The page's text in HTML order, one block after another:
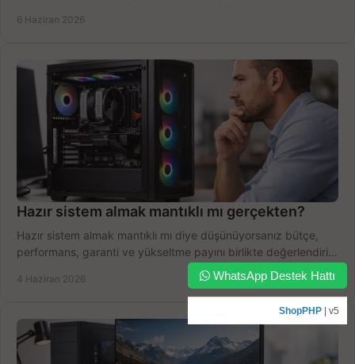
6 Haziran 2026
Hazır sistem almak mantıklı mı gerçekten?
Hazır sistem almak mantıklı mı diye düşünüyorsanız bütçe,
performans, garanti ve yükseltme payını birlikte değerlendirin,
4 Haziran 2026 WhatsApp Destek Hattı
ShopPHP | v5